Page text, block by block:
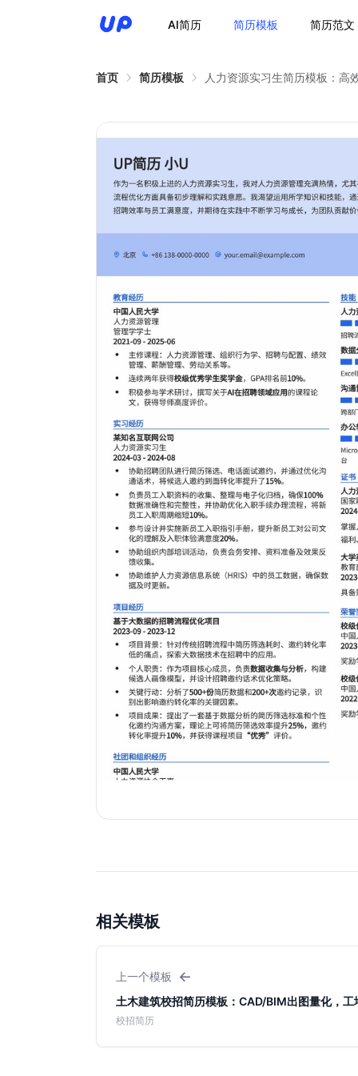
AI简历 简历模板 简历范文
首页 简历模板 人力资源实习生简历模板：高
相关模板
上一个模板 ←
土木建筑校招简历模板：CAD/BIM出图量化，
校招简历